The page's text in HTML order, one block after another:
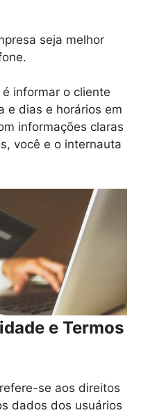
seja melhor
informar o cliente
e dias e horários em
informações claras
você e o internauta
e Termos
se aos direitos
dados dos usuários